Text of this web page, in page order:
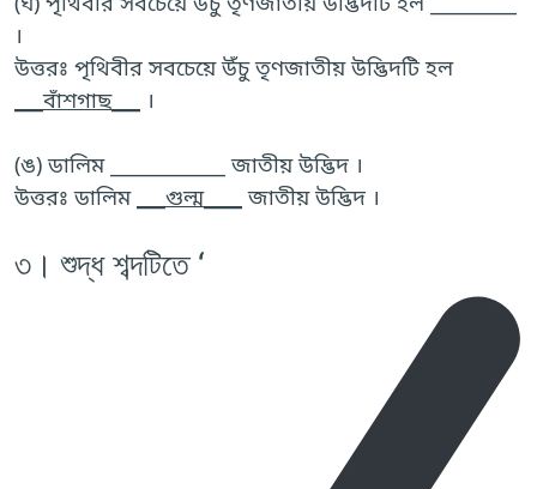
।
উত্তরঃ পৃথিবীর সবচেয়ে উঁচু তৃণজাতীয় উদ্ভিদটি হল
___বাঁশগাছ___
।
(ঙ) ডালিম ____________ জাতীয় উদ্ভিদ ।
উত্তরঃ ডালিম
___গুল্ম____ জাতীয় উদ্ভিদ ।
৩। শুদ্ধ শব্দটিতে ‘